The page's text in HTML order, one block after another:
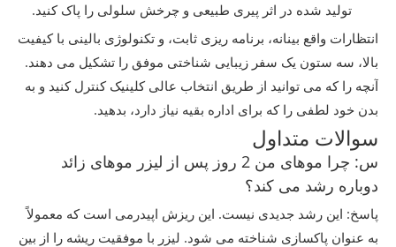
تولید شده در اثر پیری طبیعی و چرخش سلولی را پاک کنید.
انتظارات واقع بینانه، برنامه ریزی ثابت، و تکنولوژی بالینی با کیفیت
بالا، سه ستون یک سفر زیبایی شناختی موفق را تشکیل می دهند.
آنچه را که می توانید از طریق انتخاب عالی کلینیک کنترل کنید و به
بدن خود لطفی را که برای اداره بقیه نیاز دارد، بدهید.
سوالات متداول
س: چرا موهای من 2 روز پس از لیزر موهای زائد
دوباره رشد می کند؟
پاسخ: این رشد جدیدی نیست. این ریزش اپیدرمی است که معمولاً
به عنوان پاکسازی شناخته می شود. لیزر با موفقیت ریشه را از بین